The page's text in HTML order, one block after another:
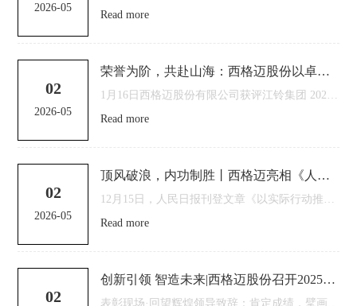
2026-05
Read more
02
2026-05
荣誉为阶，共赴山海：西格迈股份以卓越品质，与江铃集团谱写战略协同新篇章
Read more
02
2026-05
顶风破浪，内功制胜丨西格迈亮相《人民日报》，以创新实力赢得全球市场
Read more
02
创新引领 智造未来|西格迈股份召开2025年度总结暨先进表彰大会